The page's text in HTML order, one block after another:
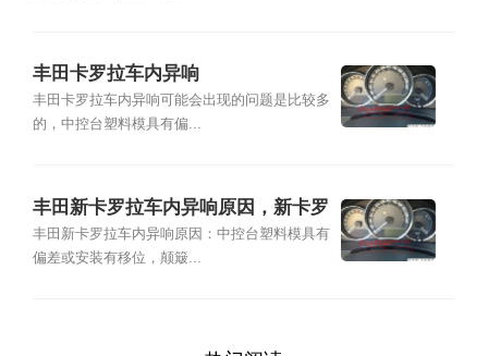
丰田卡罗拉车内异响
丰田卡罗拉车内异响可能会出现的问题是比较多
的，中控台塑料模具有偏...
丰田新卡罗拉车内异响原因，新卡罗
拉车内异响解决
丰田新卡罗拉车内异响原因：中控台塑料模具有
偏差或安装有移位，颠簸...